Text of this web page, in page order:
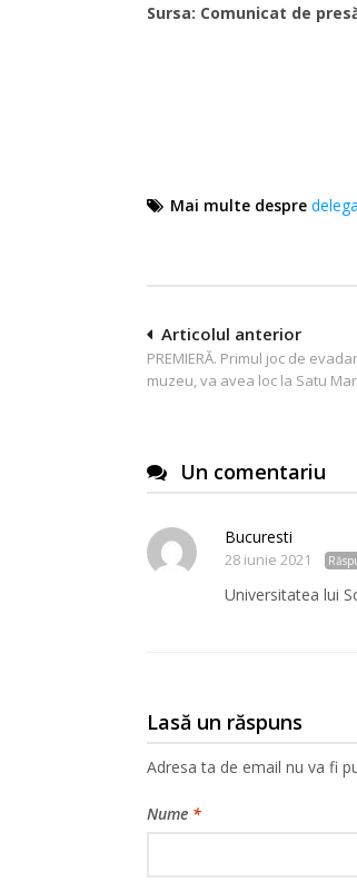
Sursa: Comunicat de
Mai multe despre
Navigare
în
Articolul anterior
PREMIERĂ. Primul joc de
muzeu, va avea loc la Satu
Un comentariu
Bucuresti
28 iunie 2021
Universitatea lui
Lasă un răspuns
Adresa ta de email nu va fi
Nume *